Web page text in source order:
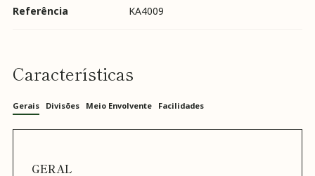
Referência KA4009
Características
Gerais Divisões Meio Envolvente Facilidades